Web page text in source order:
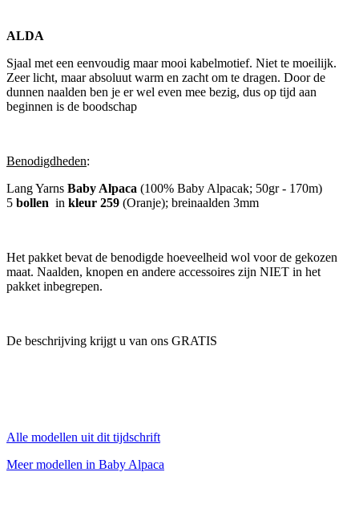
ALDA
Sjaal met een eenvoudig maar mooi kabelmotief. Niet te moeilijk.
Zeer licht, maar absoluut warm en zacht om te dragen. Door de
dunnen naalden ben je er wel even mee bezig, dus op tijd aan
beginnen is de boodschap
Benodigdheden:
Lang Yarns Baby Alpaca (100% Baby Alpacak; 50gr - 170m)
5 bollen in kleur 259 (Oranje); breinaalden 3mm
Het pakket bevat de benodigde hoeveelheid wol voor de gekozen
maat. Naalden, knopen en andere accessoires zijn NIET in het
pakket inbegrepen.
De beschrijving krijgt u van ons GRATIS
Alle modellen uit dit tijdschrift
Meer modellen in Baby Alpaca